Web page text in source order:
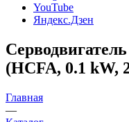
YouTube
Яндекс.Дзен
(HCFA, 0.1 kW,
Главная
—